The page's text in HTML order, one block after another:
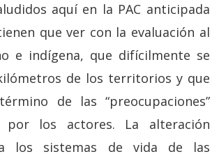
aquí en la PAC anticipada
que ver con la evaluación al
e indígena, que difícilmente se
de los territorios y que
de las “preocupaciones”
por los actores. La alteración
los sistemas de vida de las